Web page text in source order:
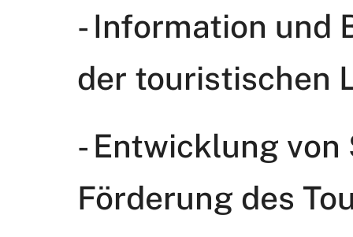
- Information und
der touristischen
- Entwicklung
Förderung des